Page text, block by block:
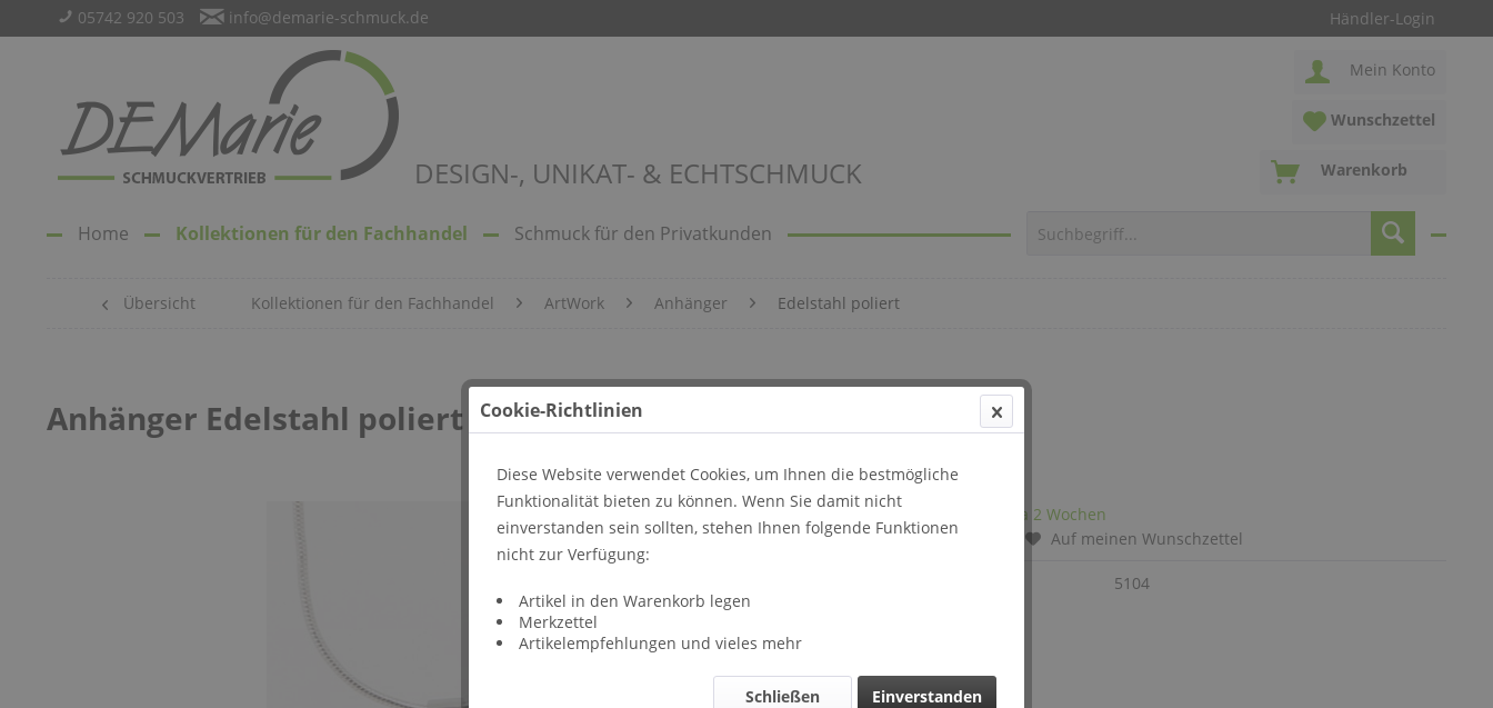
Händler-Login
05742 920 503 info@demarie-schmuck.de
DESIGN-, UNIKAT- & ECHTSCHMUCK
Mein Konto
Wunschzettel
Warenkorb
Home Kollektionen für den Fachhandel Schmuck für den Privatkunden
Übersicht Kollektionen für den Fachhandel ArtWork Anhänger Edelstahl poliert
Anhänger Edelstahl poliert Bild 707
Lieferzeit: ca 2 Wochen
Vergleichen
Auf meinen Wunschzettel
5104
Cookie-Richtlinien
Diese Website verwendet Cookies, um Ihnen die bestmögliche
Funktionalität bieten zu können. Wenn Sie damit nicht
einverstanden sein sollten, stehen Ihnen folgende Funktionen
nicht zur Verfügung:
Artikel in den Warenkorb legen
Merkzettel
Artikelempfehlungen und vieles mehr
Einverstanden
Schließen